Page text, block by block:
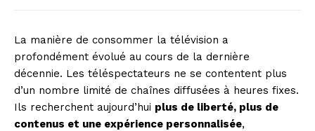
La manière de consommer la télévision a
profondément évolué au cours de la dernière
décennie. Les téléspectateurs ne se contentent plus
d’un nombre limité de chaînes diffusées à heures fixes.
Ils recherchent aujourd’hui plus de liberté, plus de
contenus et une expérience personnalisée,